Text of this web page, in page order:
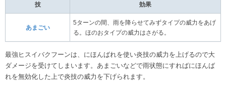
技 効果
あまごい
5ターンの間、雨を降らせてみずタイプの威力をあげ
る。ほのおタイプの威力はさがる。
最強ヒスイバクフーンは、にほんばれを使い炎技の威力を上げるので大
ダメージを受けてしまいます。あまごいなどで雨状態にすればにほんば
れを無効化した上で炎技の威力を下げられます。